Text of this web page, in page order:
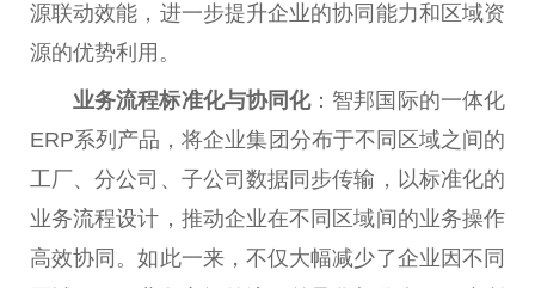
源联动效能，进一步提升企业的协同能力和区域资
源的优势利用。
业务流程标准化与协同化：智邦国际的一体化
ERP系列产品，将企业集团分布于不同区域之间的
工厂、分公司、子公司数据同步传输，以标准化的
业务流程设计，推动企业在不同区域间的业务操作
高效协同。如此一来，不仅大幅减少了企业因不同